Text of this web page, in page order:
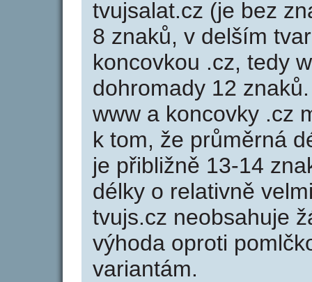
tvujsalat.cz (je bez
8 znaků, v delším
koncovkou .cz, tedy
dohromady 12
www a koncovky .cz
k tom, že průměrná
je přibližně 13-14
délky o relativně
tvujs.cz neobsahuje
výhoda oproti
variantám.